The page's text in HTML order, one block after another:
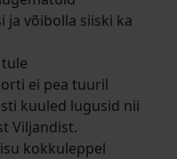
võibolla siiski ka
ei pea tuuril
kuuled lugusid nii
Viljandist.
kokkuleppel